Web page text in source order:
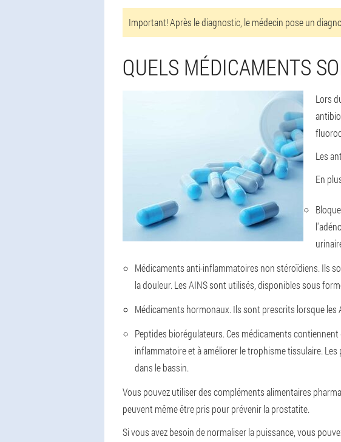
Important!Après le diagnostic, le médecin pose un
QUELS MÉDICAMENTS
Lors
Les
En
Médicaments anti-inflammatoires non stéroïdiens. Ils
la douleur. Les AINS sont utilisés, disponibles sous
Médicaments hormonaux. Ils sont prescrits lorsque les
Peptides biorégulateurs.Ces médicaments
inflammatoire et à améliorer le trophisme tissulaire.
dans le bassin.
Vous pouvez utiliser des compléments alimentaires
peuvent même être pris pour prévenir la prostatite.
Si vous avez besoin de normaliser la puissance, vous